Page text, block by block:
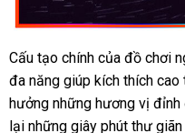
Cấu tạo chính bình
luận
của đồ chơi
đa năng giúp kích thích cao
hưởng hàng
giả
những hương vị đỉnh
lại nơi
những giây phút thư